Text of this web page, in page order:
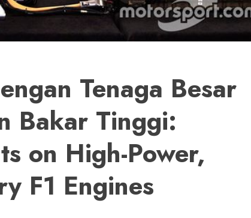
Tenaga Besar
Bakar Tinggi:
on High-Power,
F1 Engines